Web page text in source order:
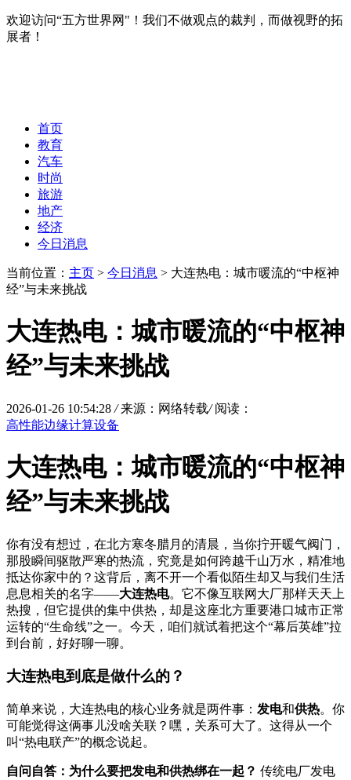
欢迎访问“五方世界网"！我们不做观点的裁判，而做视野的拓
展者！
首页
教育
汽车
时尚
旅游
地产
经济
今日消息
当前位置： 主页 > 今日消息 > 大连热电：城市暖流的“中枢神
经”与未来挑战
大连热电：城市暖流的“中枢神
经”与未来挑战
2026-01-26 10:54:28 / 来源：网络转载/ 阅读：
高性能边缘计算设备
大连热电：城市暖流的“中枢神
经”与未来挑战
你有没有想过，在北方寒冬腊月的清晨，当你拧开暖气阀门，
那股瞬间驱散严寒的热流，究竟是如何跨越千山万水，精准地
抵达你家中的？这背后，离不开一个看似陌生却又与我们生活
息息相关的名字——大连热电。它不像互联网大厂那样天天上
热搜，但它提供的集中供热，却是这座北方重要港口城市正常
运转的“生命线”之一。今天，咱们就试着把这个“幕后英雄”拉
到台前，好好聊一聊。
大连热电到底是做什么的？
简单来说，大连热电的核心业务就是两件事： 发电和供热。你
可能觉得这俩事儿没啥关联？嘿，关系可大了。这得从一个
叫“热电联产”的概念说起。
自问自答：为什么要把发电和供热绑在一起？ 传统电厂发电